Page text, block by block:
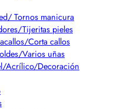
Tornos manicura
Tijeritas pieles
Corta callos
Varios uñas
Acrílico/Decoración